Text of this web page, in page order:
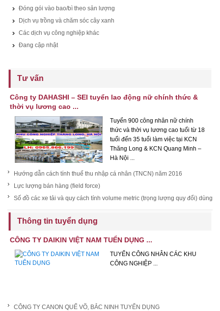
Đóng gói vào bao/bì theo sản lượng
Dịch vụ trồng và chăm sóc cây xanh
Các dịch vụ công nghiệp khác
Đang cập nhật
Tư vấn
Công ty DAHASHI – SEI tuyển lao động nữ chính thức &
thời vụ lương cao ...
Tuyển 900 công nhân nữ chính
thức và thời vụ lương cao tuổi từ 18
tuổi đến 35 tuổi làm việc tại KCN
Thăng Long & KCN Quang Minh –
Hà Nội ...
Hướng dẫn cách tính thuế thu nhập cá nhân (TNCN) năm 2016
Lực lượng bán hàng (field force)
Số đồ các xe tải và quy cách tính volume metric (trọng lượng quy đổi) dùng
Thông tin tuyển dụng
CÔNG TY DAIKIN VIỆT NAM TUỂN DỤNG ...
TUYỂN CÔNG NHÂN CÁC KHU
CÔNG NGHIỆP ...
CÔNG TY CANON QUẾ VÕ, BẮC NINH TUYỂN DỤNG